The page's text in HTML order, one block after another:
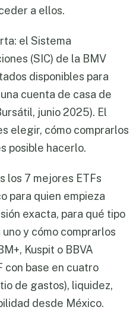
a ellos.
el Sistema
(SIC) de la BMV
disponibles para
cuenta de casa de
junio 2025). El
elegir, cómo comprarlos
posible hacerlo.
los 7 mejores ETFs
para quien empieza
exacta, para qué tipo
y cómo comprarlos
Kuspit o BBVA
con base en cuatro
de gastos), liquidez,
desde México.